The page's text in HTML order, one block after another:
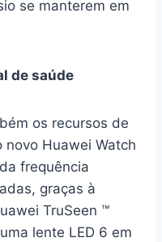
se manterem em
de saúde
os recursos de
Huawei Watch
frequência
graças à
TruSeen ™
lente LED 6 em